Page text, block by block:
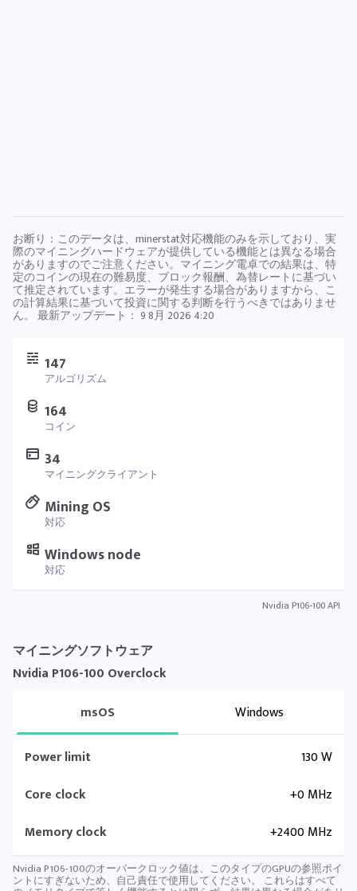
147
アルゴリズム
164
コイン
34
マイニングクライアント
Mining OS
対応
Windows node
対応
Nvidia P106-100 API
マイニングソフトウェア
Nvidia P106-100 Overclock
msOS
Windows
Power limit
130 W
Core clock
+0 MHz
Memory clock
+2400 MHz
Nvidia P106-100のオーバークロック値は、このタイプのGPUの参照ポイ
ントにすぎないため、自己責任で使用してください。 これらはすべて
お断り：このデータは、minerstat対応機能のみを示しており、実
際のマイニングハードウェアが提供している機能とは異なる場合
がありますのでご注意ください。マイニング電卓での結果は、特
定のコインの現在の難易度、ブロック報酬、為替レートに基づい
て推定されています。エラーが発生する場合がありますから、こ
の計算結果に基づいて投資に関する判断を行うべきではありませ
ん。 最新アップデート： 9 8月 2026 4:20